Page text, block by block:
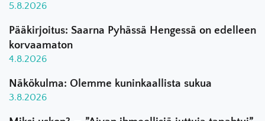
5.8.2026
Pääkirjoitus: Saarna Pyhässä Hengessä on edelleen
korvaamaton
4.8.2026
Näkökulma: Olemme kuninkaallista sukua
3.8.2026